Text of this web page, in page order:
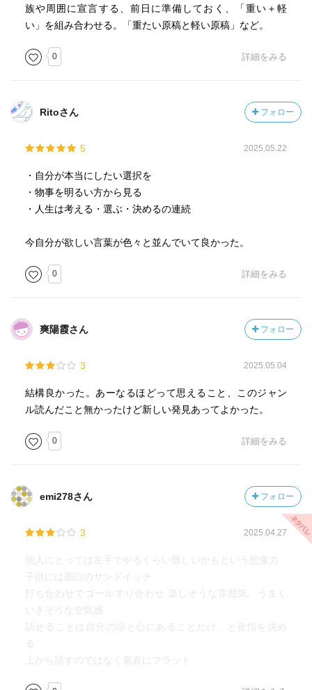
族や周囲に宣言する、前日に準備しておく、「重い＋軽
い」を組み合わせる。「重たい原稿と軽い原稿」など。
0 詳細をみる
Ritoさん フォロー
5 2025.05.22
・自分が本当にしたい選択を
・物事を明るい方から見る
・人生は考える・選ぶ・決めるの連続
今自分が欲しい言葉が色々と並んでいて良かった。
0 詳細をみる
爽陽霞さん フォロー
3 2025.05.04
結構良かった。あーなるほどって思えること、このジャン
ル読んだこと無かったけど新しい発見あってよかった。
0 詳細をみる
emi278さん フォロー
3 2025.04.27
他人にとっては左手でやるくらい難しいかもという想像力
子供には面白のサンドイッチ
打ち合わせでゴールすり合わせ 楽しそうな雰囲気、うまく
いきそうな空気感
話せることは自分の頭と心にあることだけ、と覚悟を決め
る
上から話すのではなく素直にフラット